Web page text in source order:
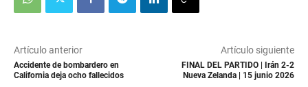
Artículo anterior
Accidente de bombardero en
California deja ocho fallecidos
Artículo siguiente
FINAL DEL PARTIDO | Irán 2-2
Nueva Zelanda | 15 junio 2026